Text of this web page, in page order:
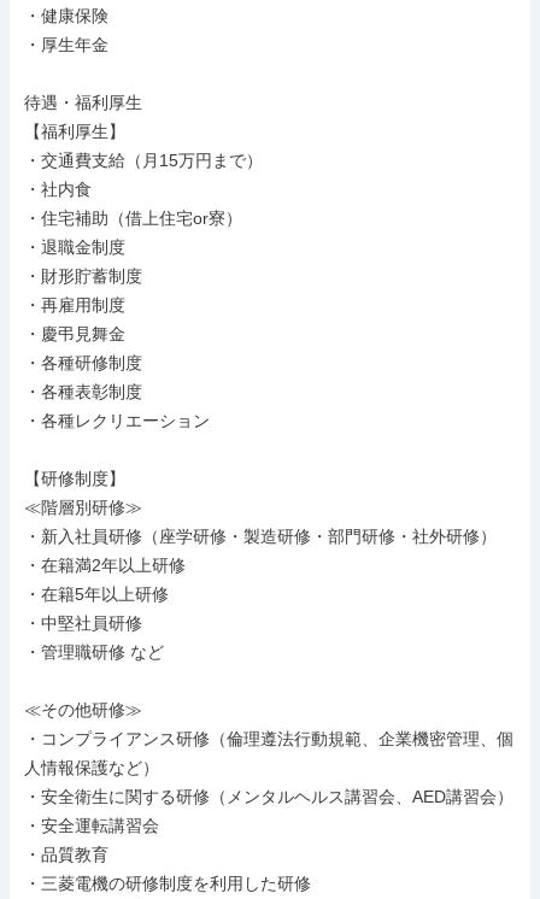
・健康保険
・厚生年金
待遇・福利厚生
【福利厚生】
・交通費支給（月15万円まで）
・社内食
・住宅補助（借上住宅or寮）
・退職金制度
・財形貯蓄制度
・再雇用制度
・慶弔見舞金
・各種研修制度
・各種表彰制度
・各種レクリエーション
【研修制度】
≪階層別研修≫
・新入社員研修（座学研修・製造研修・部門研修・社外研修）
・在籍満2年以上研修
・在籍5年以上研修
・中堅社員研修
・管理職研修 など
≪その他研修≫
・コンプライアンス研修（倫理遵法行動規範、企業機密管理、個
人情報保護など）
・安全衛生に関する研修（メンタルヘルス講習会、AED講習会）
・安全運転講習会
・品質教育
・三菱電機の研修制度を利用した研修